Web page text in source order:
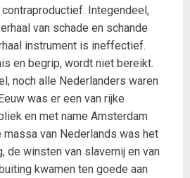
Integendeel,
van schade en schande
instrument is ineffectief.
en begrip, wordt niet bereikt.
noch alle Nederlanders waren
was er een van rijke
en met name Amsterdam
massa van Nederlands was het
de winsten van slavernij en van
kwamen ten goede aan